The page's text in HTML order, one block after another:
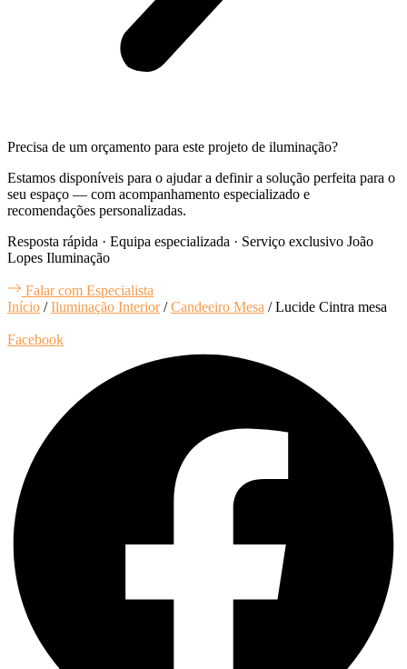
Precisa de um orçamento para este projeto de iluminação?
Estamos disponíveis para o ajudar a definir a solução perfeita para o
seu espaço — com acompanhamento especializado e
recomendações personalizadas.
Resposta rápida · Equipa especializada · Serviço exclusivo João
Lopes Iluminação
Falar com Especialista
Início /Iluminação Interior/Candeeiro Mesa / Lucide Cintra mesa
Facebook